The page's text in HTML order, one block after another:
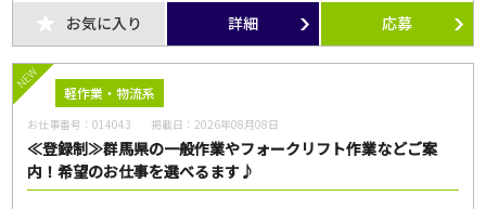
お気に入り 詳細 応募
NEW
軽作業・物流系
お仕事番号：014043 掲載日： 2026年08月08日
≪登録制≫群馬県の一般作業やフォークリフト作業などご案
内！希望のお仕事を選べるます♪